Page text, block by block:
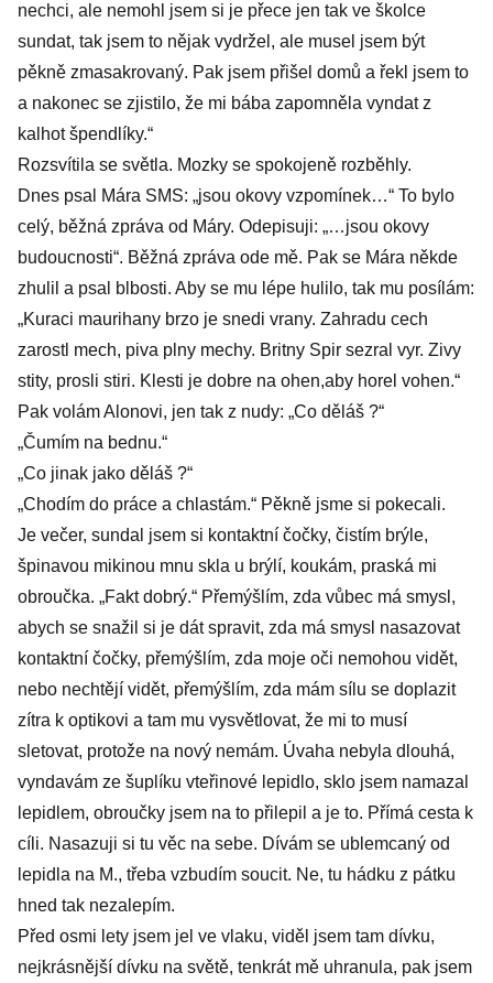
nechci, ale nemohl jsem si je přece jen tak ve školce
sundat, tak jsem to nějak vydržel, ale musel jsem být
pěkně zmasakrovaný. Pak jsem přišel domů a řekl jsem to
a nakonec se zjistilo, že mi bába zapomněla vyndat z
kalhot špendlíky.“
Rozsvítila se světla. Mozky se spokojeně rozběhly.
Dnes psal Mára SMS: „jsou okovy vzpomínek…“ To bylo
celý, běžná zpráva od Máry. Odepisuji: „…jsou okovy
budoucnosti“. Běžná zpráva ode mě. Pak se Mára někde
zhulil a psal blbosti. Aby se mu lépe hulilo, tak mu posílám:
„Kuraci maurihany brzo je snedi vrany. Zahradu cech
zarostl mech, piva plny mechy. Britny Spir sezral vyr. Zivy
stity, prosli stiri. Klesti je dobre na ohen,aby horel vohen.“
Pak volám Alonovi, jen tak z nudy: „Co děláš ?“
„Čumím na bednu.“
„Co jinak jako děláš ?“
„Chodím do práce a chlastám.“ Pěkně jsme si pokecali.
Je večer, sundal jsem si kontaktní čočky, čistím brýle,
špinavou mikinou mnu skla u brýlí, koukám, praská mi
obroučka. „Fakt dobrý.“ Přemýšlím, zda vůbec má smysl,
abych se snažil si je dát spravit, zda má smysl nasazovat
kontaktní čočky, přemýšlím, zda moje oči nemohou vidět,
nebo nechtějí vidět, přemýšlím, zda mám sílu se doplazit
zítra k optikovi a tam mu vysvětlovat, že mi to musí
sletovat, protože na nový nemám. Úvaha nebyla dlouhá,
vyndavám ze šuplíku vteřinové lepidlo, sklo jsem namazal
lepidlem, obroučky jsem na to přilepil a je to. Přímá cesta k
cíli. Nasazuji si tu věc na sebe. Dívám se ublemcaný od
lepidla na M., třeba vzbudím soucit. Ne, tu hádku z pátku
hned tak nezalepím.
Před osmi lety jsem jel ve vlaku, viděl jsem tam dívku,
nejkrásnější dívku na světě, tenkrát mě uhranula, pak jsem